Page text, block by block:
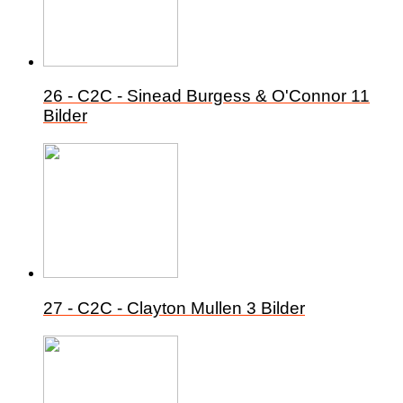
26 - C2C - Sinead Burgess & O'Connor 11
Bilder
27 - C2C - Clayton Mullen 3 Bilder